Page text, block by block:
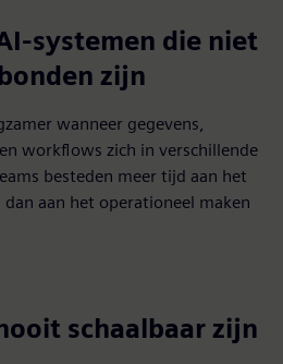
systemen die niet
zijn
wanneer gegevens,
workflows zich in verschillende
besteden meer tijd aan het
aan het operationeel maken
schaalbaar zijn